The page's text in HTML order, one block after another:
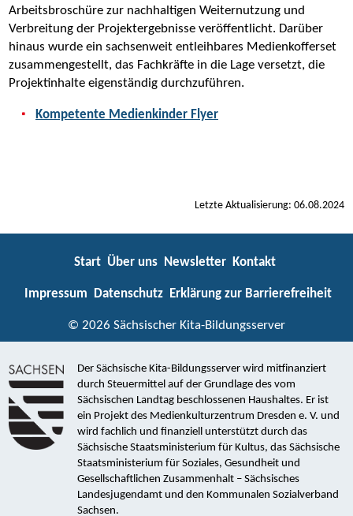
Arbeitsbroschüre zur nachhaltigen Weiternutzung und
Verbreitung der Projektergebnisse veröffentlicht. Darüber
hinaus wurde ein sachsenweit entleihbares Medienkofferset
zusammengestellt, das Fachkräfte in die Lage versetzt, die
Projektinhalte eigenständig durchzuführen.
Kompetente Medienkinder Flyer
Letzte Aktualisierung: 06.08.2024
Start Über uns Newsletter Kontakt
Impressum Datenschutz Erklärung zur Barrierefreiheit
© 2026 Sächsischer Kita-Bildungsserver
Der Sächsische Kita-Bildungsserver wird mitfinanziert
durch Steuermittel auf der Grundlage des vom
Sächsischen Landtag beschlossenen Haushaltes. Er ist
ein Projekt des Medienkulturzentrum Dresden e. V. und
wird fachlich und finanziell unterstützt durch das
Sächsische Staatsministerium für Kultus, das Sächsische
Staatsministerium für Soziales, Gesundheit und
Gesellschaftlichen Zusammenhalt – Sächsisches
Landesjugendamt und den Kommunalen Sozialverband
Sachsen.